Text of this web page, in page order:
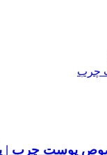
پوست چرب |